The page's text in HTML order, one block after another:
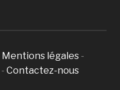
Mentions légales -
- Contactez-nous